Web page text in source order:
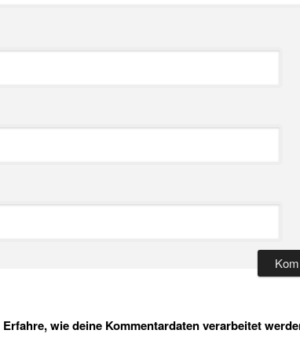
Erfahre, wie deine Kommentardaten verarbeitet